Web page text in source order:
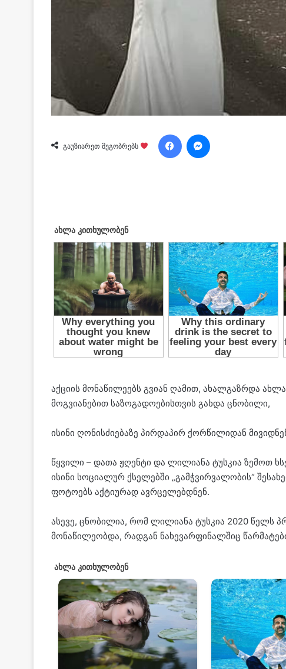
გაუზიარეთ მეგობრებს
Facebook
აქციის მონაწილეებს გვიან ღამით, ახალგაზრდა
მოგვიანებით საზოგადოებისთვის გახდა ცნობილი,
ისინი ღონისძიებაზე პირდაპირ ქორწილიდან
წყვილი – დათა ჟღენტი და ლილიანა ტუსკია ზემოთ
ისინი სოციალურ ქსელებში „გამჭვირვალობის“
ფოტოებს აქტიურად ავრცელებდნენ.
ასევე, ცნობილია, რომ ლილიანა ტუსკია 2020 წელს
მონაწილეობდა, რადგან ნახევარფინალშიც